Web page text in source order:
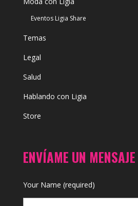
Eventos Ligia Share
Temas
Legal
Salud
Hablando con Ligia
Store
ENVÍAME UN MENSAJE
Your Name (required)